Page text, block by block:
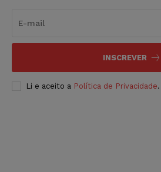
INSCREVER
Li e aceito a Política de Privacidade.